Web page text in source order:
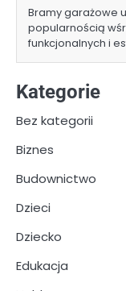
Bramy garażowe
popularnością
funkcjonalnych i
Kategorie
Bez kategorii
Biznes
Budownictwo
Dzieci
Dziecko
Edukacja